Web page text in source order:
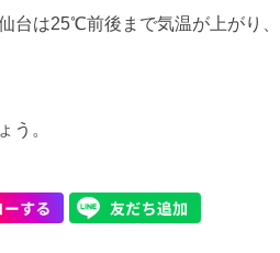
台は25℃前後まで気温が上がり、
う。